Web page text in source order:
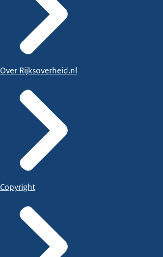
Over Rijksoverheid.nl
Copyright